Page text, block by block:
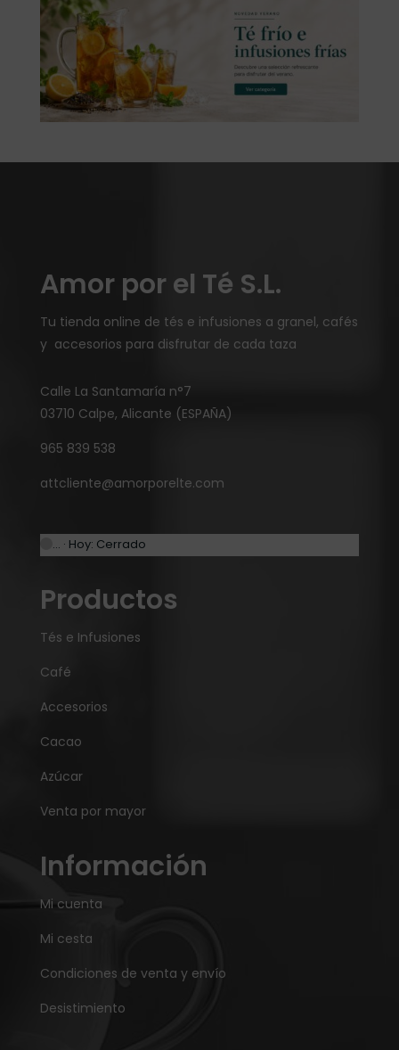
Amor por el Té S.L.
Tu tienda online de tés e infusiones a granel, cafés
y accesorios para disfrutar de cada taza
Calle La Santamaría n°7
03710 Calpe, Alicante (ESPAÑA)
965 839 538
attcliente@amorporelte.com
… · Hoy: Cerrado
Productos
Tés e Infusiones
Café
Accesorios
Cacao
Azúcar
Venta por mayor
Información
Mi cuenta
Mi cesta
Condiciones de venta y envío
Desistimiento